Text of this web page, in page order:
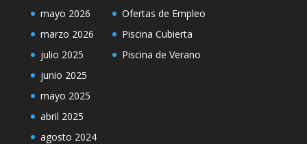
mayo 2026
marzo 2026
julio 2025
junio 2025
mayo 2025
abril 2025
agosto 2024
Ofertas de Empleo
Piscina Cubierta
Piscina de Verano